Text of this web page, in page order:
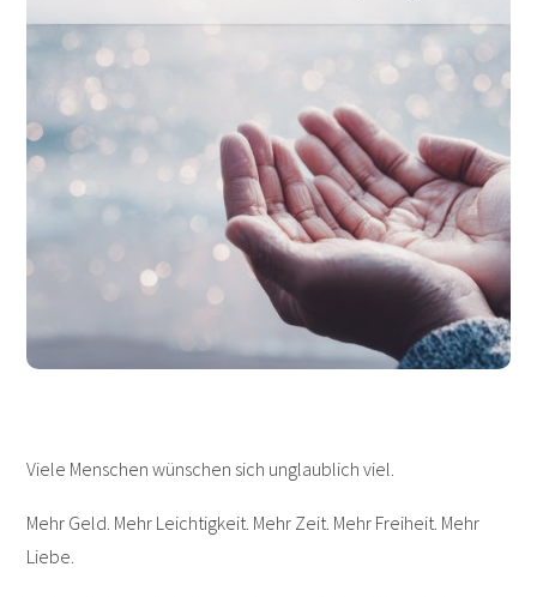
Viele Menschen wünschen sich unglaublich viel.
Mehr Geld. Mehr Leichtigkeit. Mehr Zeit. Mehr Freiheit. Mehr
Liebe.